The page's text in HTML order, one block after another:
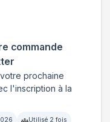
commande
prochaine
l'inscription à la
Utilisé 2 fois